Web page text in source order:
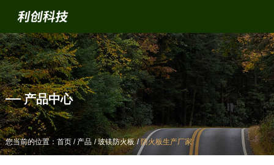
产品中心
您当前的位置：首页 / 产品 /玻镁防火板 / 防火板生产厂家
产品中心
您当前的位置：首页 / 产品 /玻镁防火板 / 防火板生产厂家